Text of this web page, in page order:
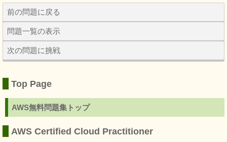
前の問題に戻る
問題一覧の表示
次の問題に挑戦
Top Page
AWS無料問題集トップ
AWS Certified Cloud Practitioner